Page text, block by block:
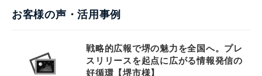
お客様の声・活用事例
戦略的広報で堺の魅力を全国へ。プレ
スリリースを起点に広がる情報発信の
好循環【堺市様】